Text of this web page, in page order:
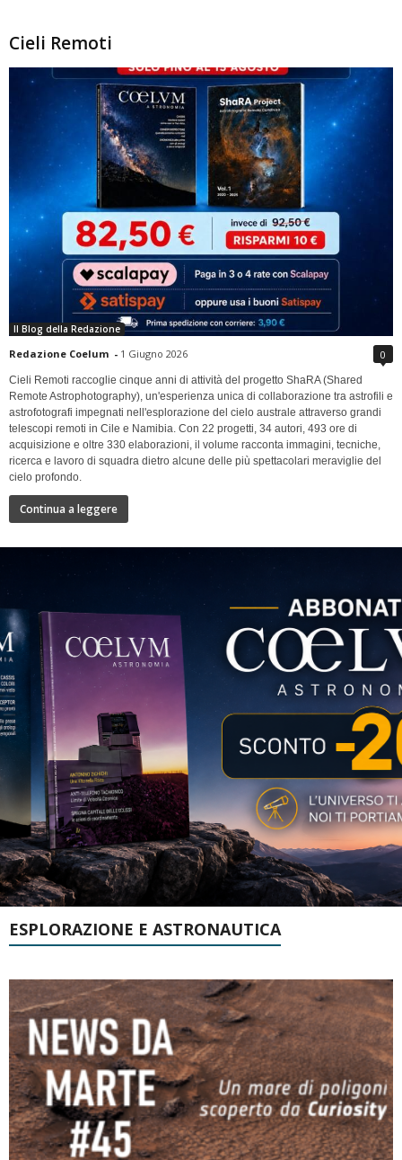
Cieli Remoti
Il Blog della Redazione
Redazione Coelum - 1 Giugno 2026 0
Cieli Remoti raccoglie cinque anni di attività del progetto ShaRA (Shared
Remote Astrophotography), un'esperienza unica di collaborazione tra astrofili e
astrofotografi impegnati nell'esplorazione del cielo australe attraverso grandi
telescopi remoti in Cile e Namibia. Con 22 progetti, 34 autori, 493 ore di
acquisizione e oltre 330 elaborazioni, il volume racconta immagini, tecniche,
ricerca e lavoro di squadra dietro alcune delle più spettacolari meraviglie del
cielo profondo.
Continua a leggere
ESPLORAZIONE E ASTRONAUTICA